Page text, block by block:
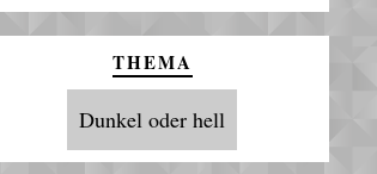
THEMA
Dunkel oder hell